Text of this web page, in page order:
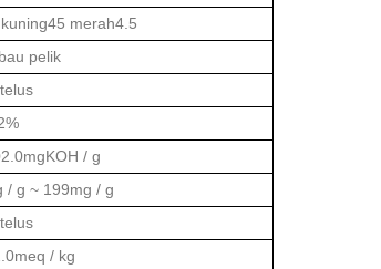
merah4.5
pelik
/ g
/ g ~ 199mg / g
/ kg